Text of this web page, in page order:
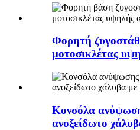
Φορητή
μοτοσικλέτας
Κονσόλα
ανοξείδωτο